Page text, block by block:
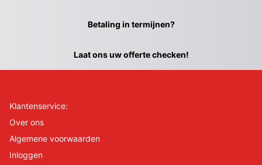
Betaling in termijnen?
Laat ons uw offerte checken!
Klantenservice:
Over ons
Algemene voorwaarden
Inloggen